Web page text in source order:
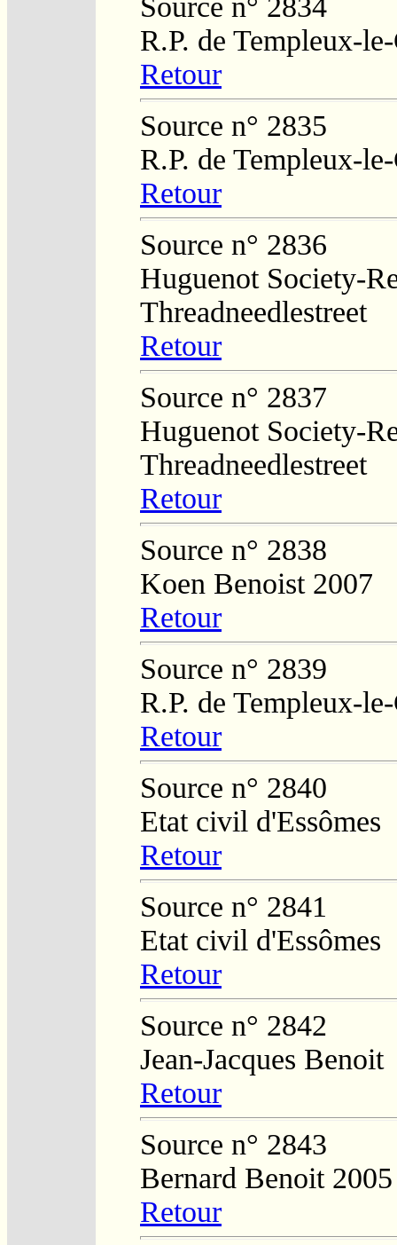
Source n° 2834
R.P. de Templeux-
Retour
Source n° 2835
R.P. de Templeux-
Retour
Source n° 2836
Huguenot Society-
Threadneedlestreet
Retour
Source n° 2837
Huguenot Society-
Threadneedlestreet
Retour
Source n° 2838
Koen Benoist 2007
Retour
Source n° 2839
R.P. de Templeux-
Retour
Source n° 2840
Etat civil d'Essômes
Retour
Source n° 2841
Etat civil d'Essômes
Retour
Source n° 2842
Jean-Jacques Benoit
Retour
Source n° 2843
Bernard Benoit 2005
Retour